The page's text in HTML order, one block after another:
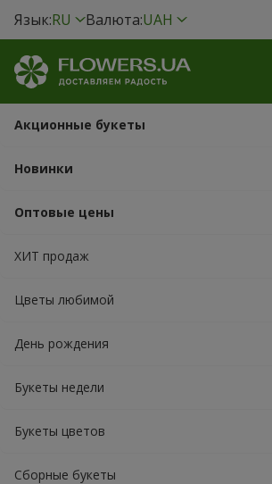
Язык:RU Валюта:UAH
Акционные букеты
Новинки
Оптовые цены
ХИТ продаж
Цветы любимой
День рождения
Букеты недели
Букеты цветов
Сборные букеты